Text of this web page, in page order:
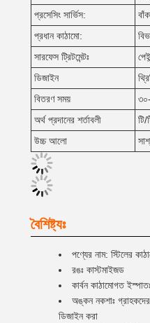
প্রসেসিং সার্ভিস:
প্রধান কাঠামো:
সারফেস ট্রিটমেন্টঃ
ডিজাইন
বিতরণ সময়
অর্থ প্রদানের শর্তাবলী
টি/
উচ্চ আলো
বৈশিষ্ট্যঃ
পণ্যের নাম: স্টিলের
রঙঃ কাস্টমাইজড
কার্বন কাঠামোগত
অঙ্কন নকশাঃ গ্রাহকদের
ডিজাইন করা